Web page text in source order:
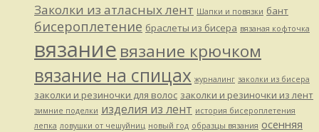
Заколки из атласных лент Шапки и повязки бант
бисероплетение браслеты из бисера вязаная кофточка
вязание вязание крючком
вязание на спицах журналинг заколки из бисера
заколки и резиночки для волос заколки и резиночки из лент
зимние поделки изделия из лент история бисероплетения
лепка ловушки от чешуйниц новый год образцы вязания осенняя